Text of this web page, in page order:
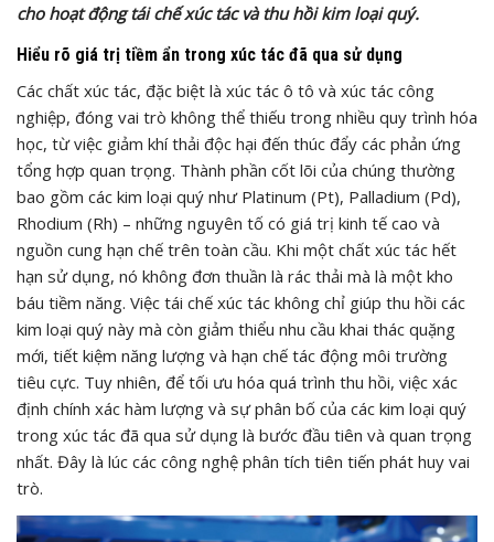
cho hoạt động tái chế xúc tác và thu hồi kim loại quý.
Hiểu rõ giá trị tiềm ẩn trong xúc tác đã qua sử dụng
Các chất xúc tác, đặc biệt là xúc tác ô tô và xúc tác công
nghiệp, đóng vai trò không thể thiếu trong nhiều quy trình hóa
học, từ việc giảm khí thải độc hại đến thúc đẩy các phản ứng
tổng hợp quan trọng. Thành phần cốt lõi của chúng thường
bao gồm các kim loại quý như Platinum (Pt), Palladium (Pd),
Rhodium (Rh) – những nguyên tố có giá trị kinh tế cao và
nguồn cung hạn chế trên toàn cầu. Khi một chất xúc tác hết
hạn sử dụng, nó không đơn thuần là rác thải mà là một kho
báu tiềm năng. Việc tái chế xúc tác không chỉ giúp thu hồi các
kim loại quý này mà còn giảm thiểu nhu cầu khai thác quặng
mới, tiết kiệm năng lượng và hạn chế tác động môi trường
tiêu cực. Tuy nhiên, để tối ưu hóa quá trình thu hồi, việc xác
định chính xác hàm lượng và sự phân bố của các kim loại quý
trong xúc tác đã qua sử dụng là bước đầu tiên và quan trọng
nhất. Đây là lúc các công nghệ phân tích tiên tiến phát huy vai
trò.